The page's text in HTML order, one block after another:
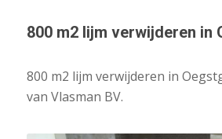
800 m2 lijm verwijderen in
800 m2 lijm verwijderen in
van Vlasman BV.